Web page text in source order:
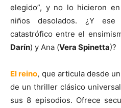
elegido”, y no lo hicieron
niños desolados. ¿Y
catastrófico entre el
Darín) y Ana (Vera Spinetta)?
El reino, que articula desde
de un thriller clásico
sus 8 episodios. Ofrece